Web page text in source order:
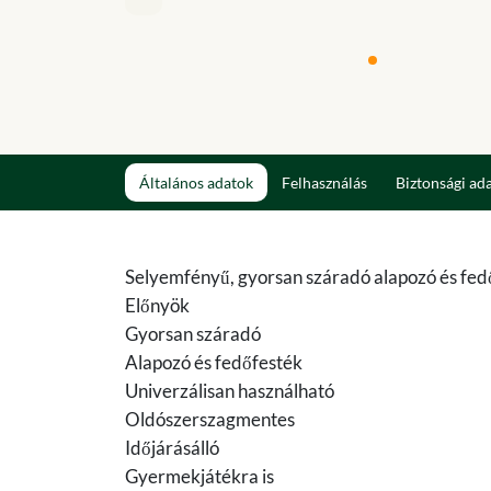
Általános adatok Felhasználás Biztonsági
Selyemfényű, gyorsan száradó alapozó és
Előnyök
Gyorsan száradó
Alapozó és fedőfesték
Univerzálisan használható
Oldószerszagmentes
Időjárásálló
Gyermekjátékra is